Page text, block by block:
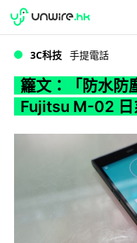
WWDC 2026
3C科技 手提電話
籮文：「防水防
Fujitsu M-02 日